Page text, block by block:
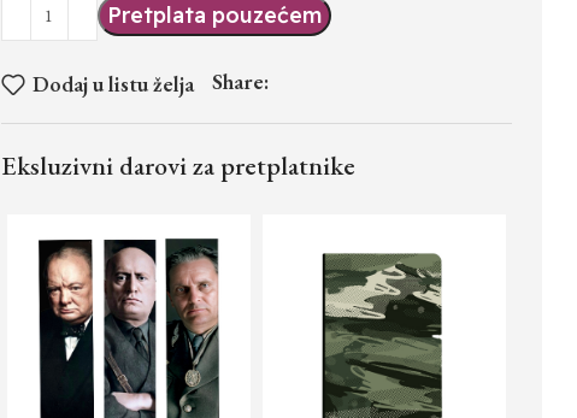
Pretplata pouzećem
Dodaj u listu želja Share:
Eksluzivni darovi za pretplatnike